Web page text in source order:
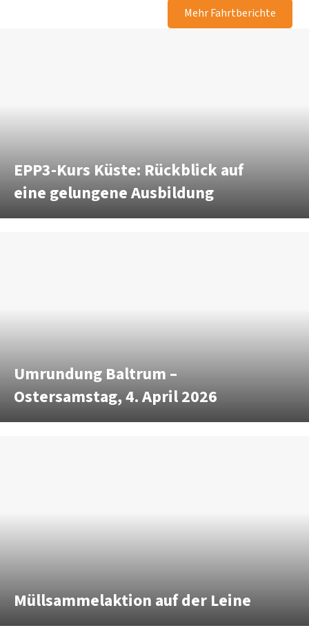
Mehr Fahrtberichte
EPP3-Kurs Küste: Rückblick auf
eine gelungene Ausbildung
Umrundung Baltrum –
Ostersamstag, 4. April 2026
Müllsammelaktion auf der Leine